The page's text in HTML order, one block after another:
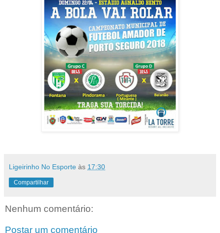
Ligeirinho No Esporte às 17:30
Compartilhar
Nenhum comentário:
Postar um comentário